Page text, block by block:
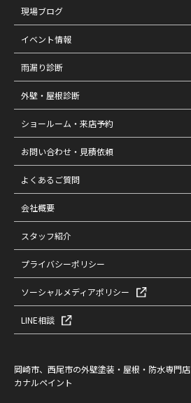
現場ブログ
イベント情報
雨漏り診断
外壁・屋根診断
ショールーム・来店予約
お問い合わせ・見積依頼
よくあるご質問
会社概要
スタッフ紹介
プライバシーポリシー
ソーシャルメディアポリシー
LINE相談
岡崎市、西尾市の外壁塗装・屋根・防水専門店
カナルペイント